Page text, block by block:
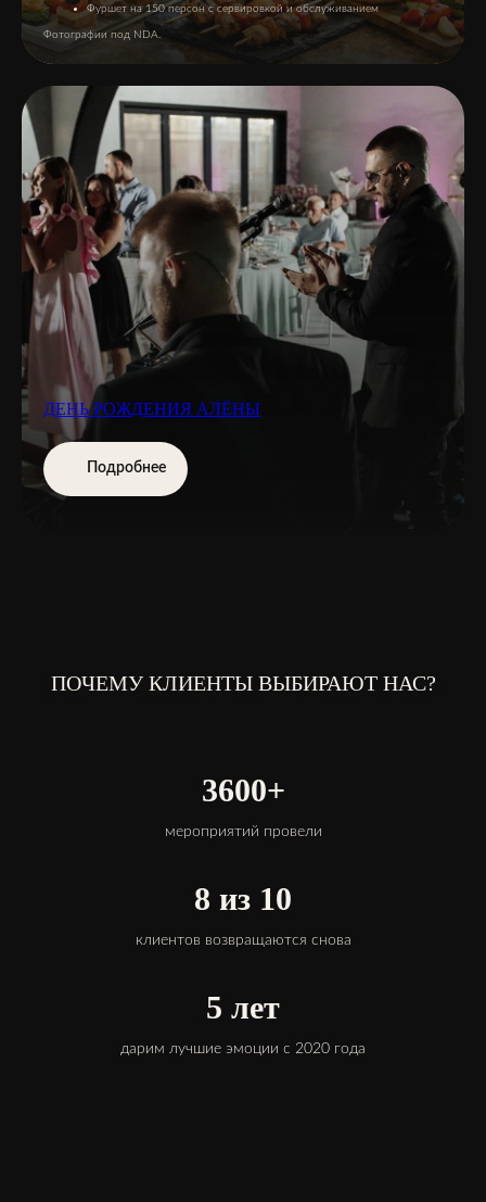
Фуршет на 150 персон с сервировкой и обслуживанием
Фотографии под NDA.
ДЕНЬ РОЖДЕНИЯ АЛЁНЫ
Подробнее
ПОЧЕМУ КЛИЕНТЫ ВЫБИРАЮТ НАС?
3600+
мероприятий провели
8 из 10
клиентов возвращаются снова
5 лет
дарим лучшие эмоции с 2020 года